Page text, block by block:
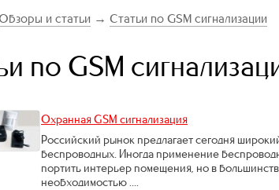
и статьи → Статьи по GSM сигнализации
по GSM
Охранная GSM сигнализация
Российский рынок предлагает сегодня
беспроводных. Иногда применение
портить интерьер помещения, но в
необходимостью ....